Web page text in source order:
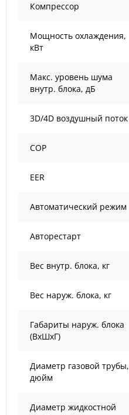
Компрессор
Мощность охлаждения,
кВт
Макс. уровень шума
внутр. блока, дБ
3D/4D воздушный поток
COP
EER
Автоматический режим
Авторестарт
Вес внутр. блока, кг
Вес наруж. блока, кг
Габариты наруж. блока
(ВxШxГ)
Диаметр газовой трубы,
дюйм
Диаметр жидкостной